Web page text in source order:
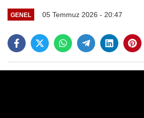
GENEL 05 Temmuz 2026 - 20:47